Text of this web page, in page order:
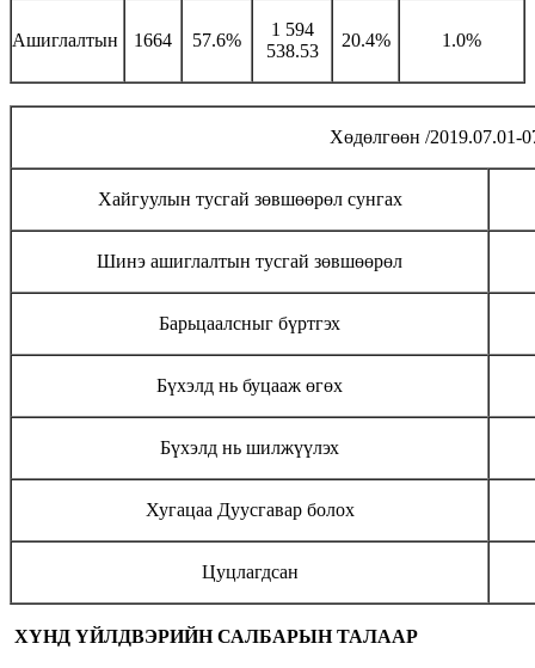
Ашиглалтын 1664 57.6%
1 594
538.53
20.4% 1.0%
Хөдөлгөөн /2019.07.01-
Хайгуулын тусгай зөвшөөрөл сунгах
Шинэ ашиглалтын тусгай зөвшөөрөл
Барьцаалсныг бүртгэх
Бүхэлд нь буцааж өгөх
Бүхэлд нь шилжүүлэх
Хугацаа Дуусгавар болох
Цуцлагдсан
ХҮНД ҮЙЛДВЭРИЙНСАЛБАРЫН ТАЛААР